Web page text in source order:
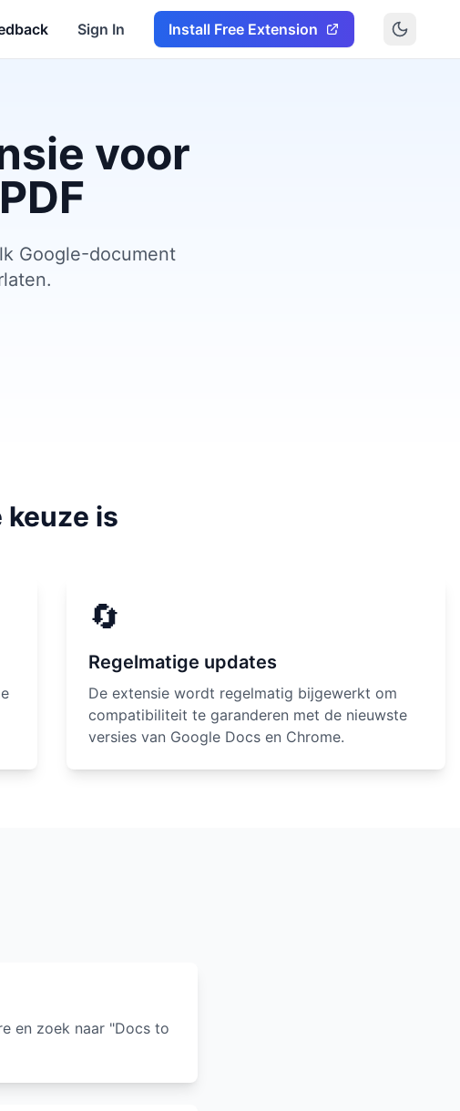
Sign In Install Free Extension
voor
Google-document
keuze is
🔄
Regelmatige updates
De extensie wordt regelmatig bijgewerkt om
compatibiliteit te garanderen met de nieuwste
versies van Google Docs en Chrome.
en zoek naar "Docs to